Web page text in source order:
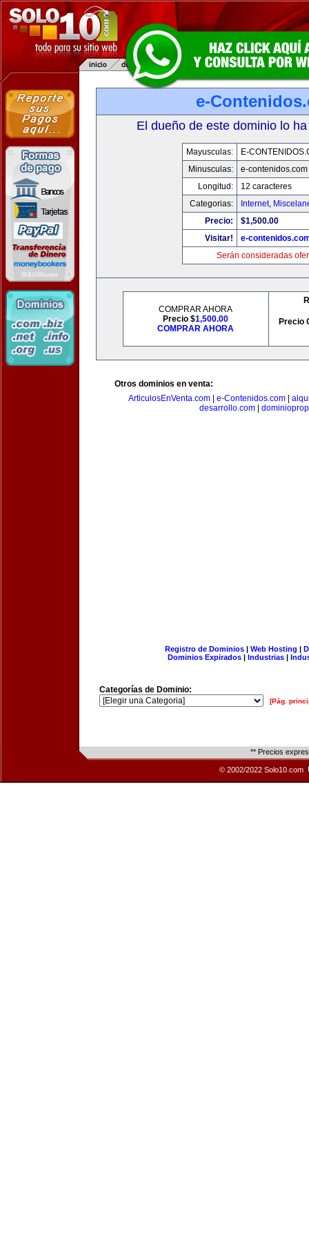
e-
El dueño de este dominio lo
Mayusculas:
E-
Minusculas:
e-contenidos.com
Longitud:
12 caracteres
Categorias:
Internet,
Precio:
$1,500.00
Visitar!
e-
Serán consideradas
COMPRAR AHORA
Precio $1,500.00
COMPRAR AHORA
Precio
Otros dominios en venta:
ArticulosEnVenta.com| e-Contenidos.com|
desarrollo.com|
Registro de Dominios| Web Hosting |
Dominios Expirados | Industrias |
Categorías de Dominio:
[Pág.
** Precios
© 2002/2022 Solo10.com